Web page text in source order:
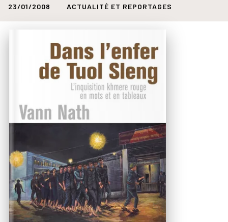
23/01/2008 ACTUALITÉ ET REPORTAGES